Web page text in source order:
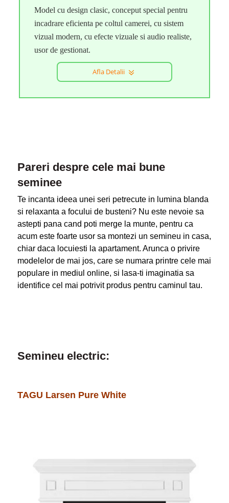
Model cu design clasic, conceput special pentru
incadrare eficienta pe coltul camerei, cu sistem
vizual modern, cu efecte vizuale si audio realiste,
usor de gestionat.
Afla Detalii
Pareri despre cele mai bune
seminee
Te incanta ideea unei seri petrecute in lumina blanda
si relaxanta a focului de busteni? Nu este nevoie sa
astepti pana cand poti merge la munte, pentru ca
acum este foarte usor sa montezi un semineu in casa,
chiar daca locuiesti la apartament. Arunca o privire
modelelor de mai jos, care se numara printre cele mai
populare in mediul online, si lasa-ti imaginatia sa
identifice cel mai potrivit produs pentru caminul tau.
Semineu electric:
TAGU Larsen Pure White